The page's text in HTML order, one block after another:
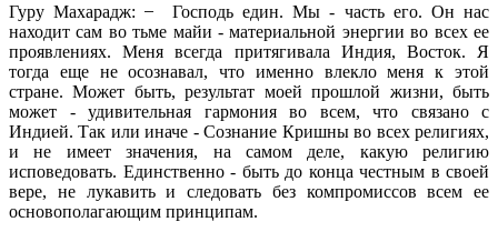
Гуру Махарадж: ̶ Господь един. Мы - часть его. Он нас
находит сам во тьме майи - материальной энергии во всех ее
проявлениях. Меня всегда притягивала Индия, Восток. Я
тогда еще не осознавал, что именно влекло меня к этой
стране. Может быть, результат моей прошлой жизни, быть
может - удивительная гармония во всем, что связано с
Индией. Так или иначе - Сознание Кришны во всех религиях,
и не имеет значения, на самом деле, какую религию
исповедовать. Единственно - быть до конца честным в своей
вере, не лукавить и следовать без компромиссов всем ее
основополагающим принципам.